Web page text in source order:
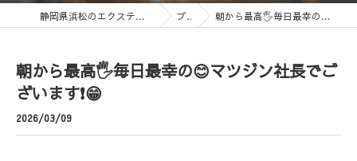
静岡県浜松のエクステリアなら有限会社エムビーズ ブログ 朝から最高🖐️毎日最幸の😊マツジン社長でございます❗😁
朝から最高🖐️毎日最幸の😊マツジン社長でご
ざいます❗😁
2026/03/09